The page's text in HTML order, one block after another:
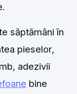
săptămâni în
pieselor,
adezivii
bine